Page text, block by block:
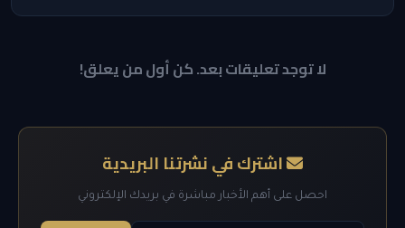
لا توجد تعليقات بعد. كن أول من يعلق!
اشترك في نشرتنا البريدية
احصل على أهم الأخبار مباشرة في بريدك الإلكتروني